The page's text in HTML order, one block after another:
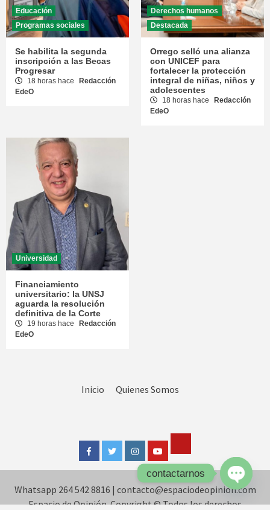
Educación
Programas sociales
Se habilita la segunda
inscripción a las Becas
Progresar
18 horas hace
Redacción
EdeO
Derechos humanos
Destacada
Orrego selló una alianza
con UNICEF para
fortalecer la protección
integral de niñas, niños y
adolescentes
18 horas hace
Redacción
EdeO
Universidad
Financiamiento
universitario: la UNSJ
aguarda la resolución
definitiva de la Corte
19 horas hace
Redacción
EdeO
Inicio Quienes Somos
FacebookTwitterInstagramYoutube
Tok
Whatsapp 264 542 8816 | contacto@espaciodeopinion.com
Espacio de Opinión. Copyright © Todos los derechos
contactarnos
Open
chaty